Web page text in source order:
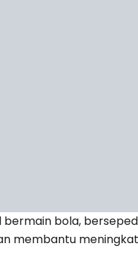
bola,
membantu